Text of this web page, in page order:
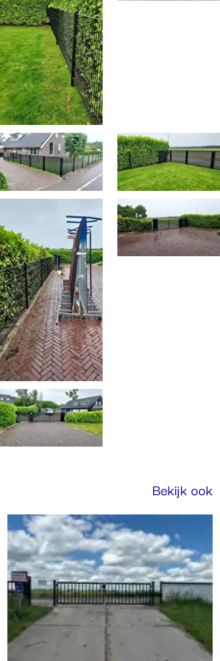
Bekijk ook